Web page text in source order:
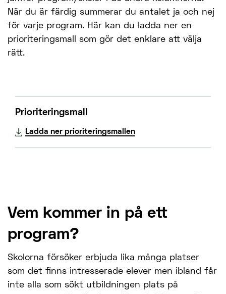
När du är färdig summerar du antalet ja och nej
för varje program. Här kan du ladda ner en
prioriteringsmall som gör det enklare att välja
rätt.
Prioriteringsmall
Ladda ner prioriteringsmallen
Vem kommer in på ett
program?
Skolorna försöker erbjuda lika många platser
som det finns intresserade elever men ibland får
inte alla som sökt utbildningen plats på